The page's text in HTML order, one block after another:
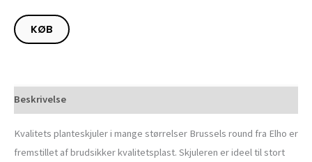
KØB
Beskrivelse
Kvalitets planteskjuler i mange størrelser Brussels round fra Elho er
fremstillet af brudsikker kvalitetsplast. Skjuleren er ideel til stort